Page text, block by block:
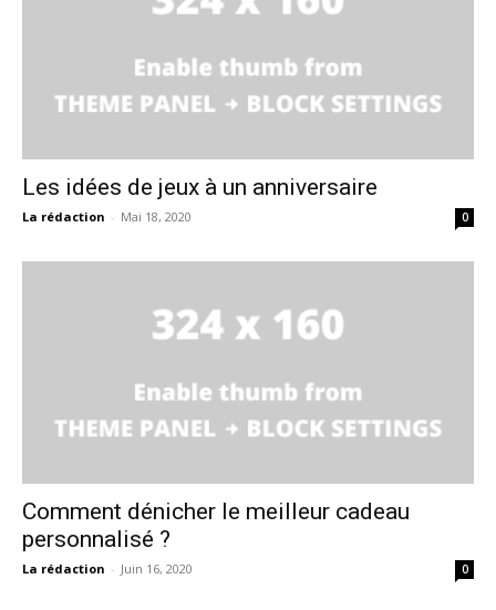
Les idées de jeux à un anniversaire
La rédaction - Mai 18, 2020 0
Comment dénicher le meilleur cadeau
personnalisé ?
La rédaction - Juin 16, 2020 0